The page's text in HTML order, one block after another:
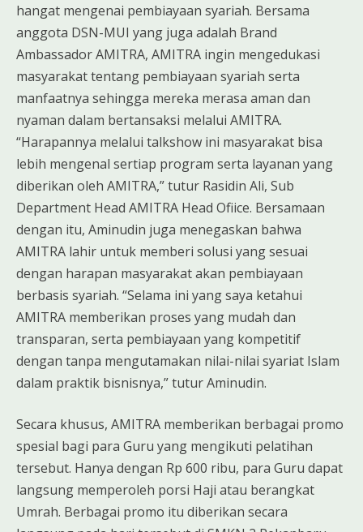
hangat mengenai pembiayaan syariah. Bersama
anggota DSN-MUI yang juga adalah Brand
Ambassador AMITRA, AMITRA ingin mengedukasi
masyarakat tentang pembiayaan syariah serta
manfaatnya sehingga mereka merasa aman dan
nyaman dalam bertansaksi melalui AMITRA.
“Harapannya melalui talkshow ini masyarakat bisa
lebih mengenal sertiap program serta layanan yang
diberikan oleh AMITRA,” tutur Rasidin Ali, Sub
Department Head AMITRA Head Ofiice. Bersamaan
dengan itu, Aminudin juga menegaskan bahwa
AMITRA lahir untuk memberi solusi yang sesuai
dengan harapan masyarakat akan pembiayaan
berbasis syariah. “Selama ini yang saya ketahui
AMITRA memberikan proses yang mudah dan
transparan, serta pembiayaan yang kompetitif
dengan tanpa mengutamakan nilai-nilai syariat Islam
dalam praktik bisnisnya,” tutur Aminudin.
Secara khusus, AMITRA memberikan berbagai promo
spesial bagi para Guru yang mengikuti pelatihan
tersebut. Hanya dengan Rp 600 ribu, para Guru dapat
langsung memperoleh porsi Haji atau berangkat
Umrah. Berbagai promo itu diberikan secara